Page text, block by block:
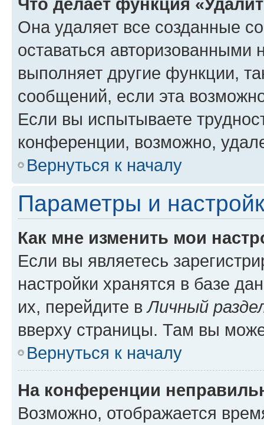
Она удаляет все созданные
оставаться авторизованными
выполняет другие функции,
сообщений, если эта
Если вы испытываете
конференции, возможно,
Вернуться к началу
Параметры и
Как мне изменить мои
Если вы являетесь
настройки хранятся в базе
их, перейдите вЛичный
вверху страницы. Там вы
Вернуться к началу
На конференции
Возможно, отображается